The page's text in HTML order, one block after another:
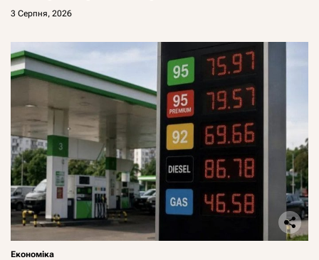
3 Серпня, 2026
Економіка